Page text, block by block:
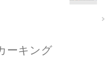
ーキング